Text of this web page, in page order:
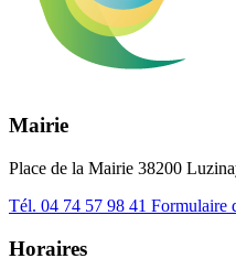
Mairie
Place de la Mairie 38200
Tél. 04 74 57 98 41 Formulaire
Horaires